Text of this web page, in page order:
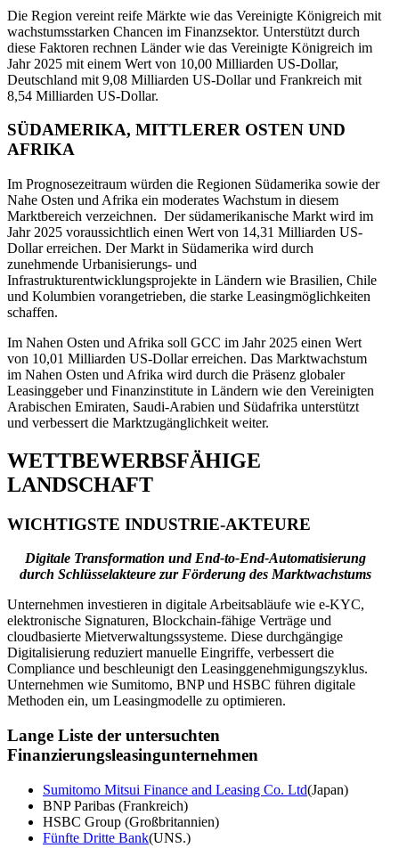
Die Region vereint reife Märkte wie das Vereinigte Königreich mit
wachstumsstarken Chancen im Finanzsektor. Unterstützt durch
diese Faktoren rechnen Länder wie das Vereinigte Königreich im
Jahr 2025 mit einem Wert von 10,00 Milliarden US-Dollar,
Deutschland mit 9,08 Milliarden US-Dollar und Frankreich mit
8,54 Milliarden US-Dollar.
SÜDAMERIKA, MITTLERER OSTEN UND
AFRIKA
Im Prognosezeitraum würden die Regionen Südamerika sowie der
Nahe Osten und Afrika ein moderates Wachstum in diesem
Marktbereich verzeichnen. Der südamerikanische Markt wird im
Jahr 2025 voraussichtlich einen Wert von 14,31 Milliarden US-
Dollar erreichen. Der Markt in Südamerika wird durch
zunehmende Urbanisierungs- und
Infrastrukturentwicklungsprojekte in Ländern wie Brasilien, Chile
und Kolumbien vorangetrieben, die starke Leasingmöglichkeiten
schaffen.
Im Nahen Osten und Afrika soll GCC im Jahr 2025 einen Wert
von 10,01 Milliarden US-Dollar erreichen. Das Marktwachstum
im Nahen Osten und Afrika wird durch die Präsenz globaler
Leasinggeber und Finanzinstitute in Ländern wie den Vereinigten
Arabischen Emiraten, Saudi-Arabien und Südafrika unterstützt
und verbessert die Marktzugänglichkeit weiter.
WETTBEWERBSFÄHIGE
LANDSCHAFT
WICHTIGSTE INDUSTRIE-AKTEURE
Digitale Transformation und End-to-End-Automatisierung
durch Schlüsselakteure zur Förderung des Marktwachstums
Unternehmen investieren in digitale Arbeitsabläufe wie e-KYC,
elektronische Signaturen, Blockchain-fähige Verträge und
cloudbasierte Mietverwaltungssysteme. Diese durchgängige
Digitalisierung reduziert manuelle Eingriffe, verbessert die
Compliance und beschleunigt den Leasinggenehmigungszyklus.
Unternehmen wie Sumitomo, BNP und HSBC führen digitale
Methoden ein, um Leasingmodelle zu optimieren.
Lange Liste der untersuchten
Finanzierungsleasingunternehmen
Sumitomo Mitsui Finance and Leasing Co. Ltd(Japan)
BNP Paribas (Frankreich)
HSBC Group (Großbritannien)
Fünfte Dritte Bank(UNS.)